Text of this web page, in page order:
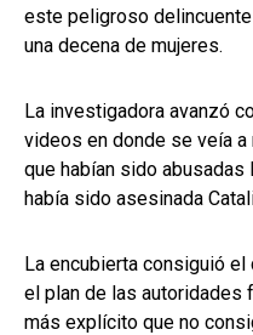
este peligroso
una decena de mujeres.
La investigadora avanzó
videos en donde se veía
que habían sido abusadas
había sido asesinada
La encubierta consiguió el
el plan de las autoridades
más explícito que no